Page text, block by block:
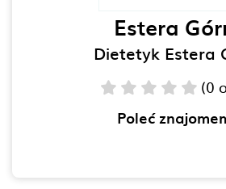
Estera
Dietetyk Estera
(0
Poleć